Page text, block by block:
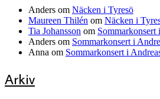
Anders om Näcken i Tyresö
Maureen Thilén om Näcken i
Tia Johansson om Sommarkonsert
Anders om Sommarkonsert i
Anna om Sommarkonsert i
Arkiv